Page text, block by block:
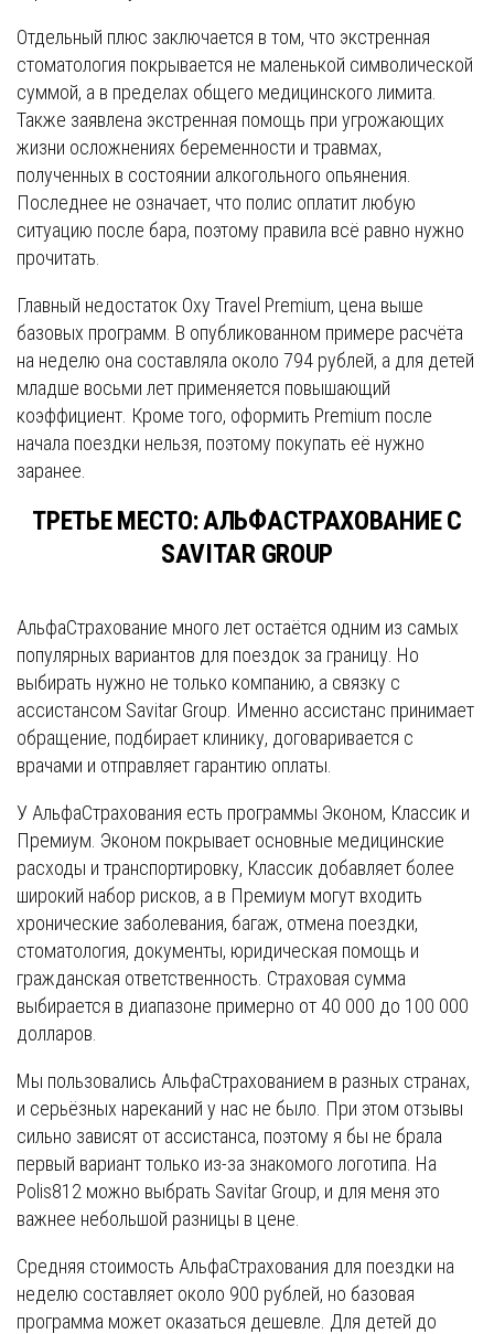
Отдельный плюс заключается в том, что экстренная
стоматология покрывается не маленькой символической
суммой, а в пределах общего медицинского лимита.
Также заявлена экстренная помощь при угрожающих
жизни осложнениях беременности и травмах,
полученных в состоянии алкогольного опьянения.
Последнее не означает, что полис оплатит любую
ситуацию после бара, поэтому правила всё равно нужно
прочитать.
Главный недостаток Oxy Travel Premium, цена выше
базовых программ. В опубликованном примере расчёта
на неделю она составляла около 794 рублей, а для детей
младше восьми лет применяется повышающий
коэффициент. Кроме того, оформить Premium после
начала поездки нельзя, поэтому покупать её нужно
заранее.
ТРЕТЬЕ МЕСТО: АЛЬФАСТРАХОВАНИЕ С
SAVITAR GROUP
АльфаСтрахование много лет остаётся одним из самых
популярных вариантов для поездок за границу. Но
выбирать нужно не только компанию, а связку с
ассистансом Savitar Group. Именно ассистанс принимает
обращение, подбирает клинику, договаривается с
врачами и отправляет гарантию оплаты.
У АльфаСтрахования есть программы Эконом, Классик и
Премиум. Эконом покрывает основные медицинские
расходы и транспортировку, Классик добавляет более
широкий набор рисков, а в Премиум могут входить
хронические заболевания, багаж, отмена поездки,
стоматология, документы, юридическая помощь и
гражданская ответственность. Страховая сумма
выбирается в диапазоне примерно от 40 000 до 100 000
долларов.
Мы пользовались АльфаСтрахованием в разных странах,
и серьёзных нареканий у нас не было. При этом отзывы
сильно зависят от ассистанса, поэтому я бы не брала
первый вариант только из-за знакомого логотипа. На
Polis812 можно выбрать Savitar Group, и для меня это
важнее небольшой разницы в цене.
Средняя стоимость АльфаСтрахования для поездки на
неделю составляет около 900 рублей, но базовая
программа может оказаться дешевле. Для детей до